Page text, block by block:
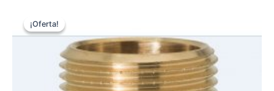
¡Oferta!
¡Oferta!